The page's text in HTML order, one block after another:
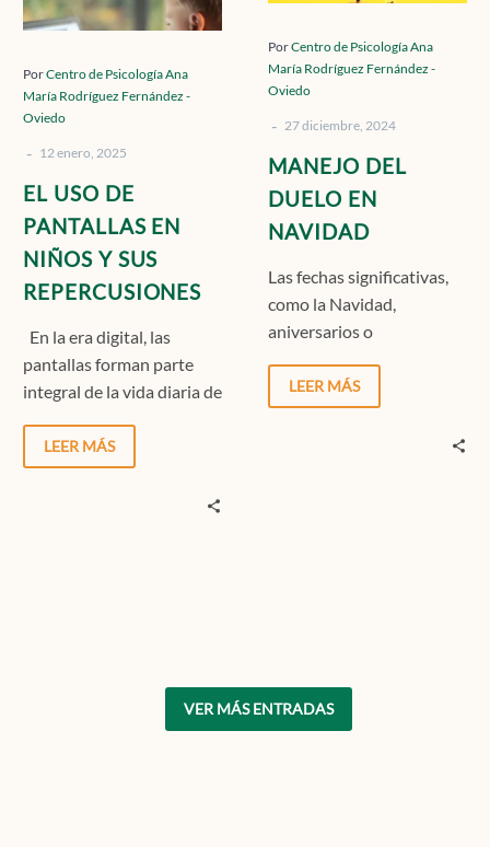
DE
EN
NIÑOS
SUS
REPERCUSIONES
PorCentro de Psicología Ana
María Rodríguez Fernández -
Oviedo
- 12 enero, 2025
EL USO DE
PANTALLAS EN
NIÑOS Y SUS
REPERCUSIONES
En la era digital, las
pantallas forman parte
integral de la vida diaria de
el…LEER MÁS
EN
NAVIDAD
PorCentro de Psicología Ana
María Rodríguez Fernández -
Oviedo
- 27 diciembre, 2024
MANEJO DEL
DUELO EN
NAVIDAD
Las fechas significativas,
como la Navidad,
aniversarios o
poderoso impacto
emocional, ya que están
LEER MÁS
VER MÁS ENTRADAS